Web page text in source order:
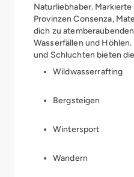
Naturliebhaber.
Provinzen Consenza,
dich zu
Wasserfällen und
und Schluchten bieten
Wildwasserrafting
Bergsteigen
Wintersport
Wandern